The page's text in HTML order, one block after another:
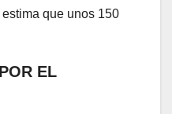
que unos 150
EL